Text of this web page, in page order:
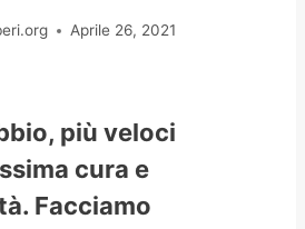
Aprile 26, 2021
più veloci
cura e
Facciamo